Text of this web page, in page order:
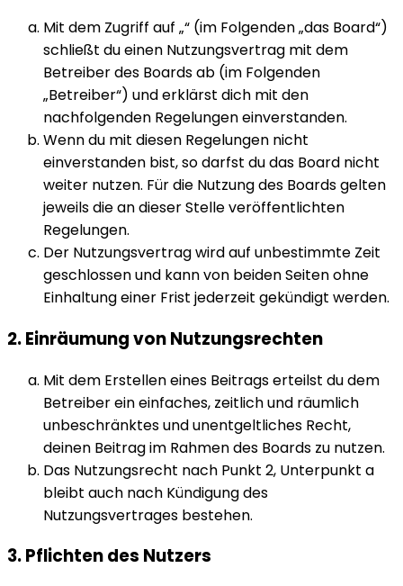
Mit dem Zugriff auf „“ (im Folgenden „das Board“)
schließt du einen Nutzungsvertrag mit dem
Betreiber des Boards ab (im Folgenden
„Betreiber“) und erklärst dich mit den
nachfolgenden Regelungen einverstanden.
Wenn du mit diesen Regelungen nicht
einverstanden bist, so darfst du das Board nicht
weiter nutzen. Für die Nutzung des Boards gelten
jeweils die an dieser Stelle veröffentlichten
Regelungen.
Der Nutzungsvertrag wird auf unbestimmte Zeit
geschlossen und kann von beiden Seiten ohne
Einhaltung einer Frist jederzeit gekündigt werden.
2. Einräumung von Nutzungsrechten
Mit dem Erstellen eines Beitrags erteilst du dem
Betreiber ein einfaches, zeitlich und räumlich
unbeschränktes und unentgeltliches Recht,
deinen Beitrag im Rahmen des Boards zu nutzen.
Das Nutzungsrecht nach Punkt 2, Unterpunkt a
bleibt auch nach Kündigung des
Nutzungsvertrages bestehen.
3. Pflichten des Nutzers